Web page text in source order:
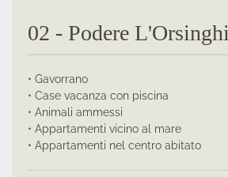
02 - Podere L'Orsinghi
• Gavorrano
• Case vacanza con piscina
• Animali ammessi
• Appartamenti vicino al mare
• Appartamenti nel centro abitato